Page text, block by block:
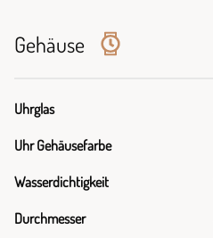
Gehäuse
Uhrglas
Uhr Gehäusefarbe
Wasserdichtigkeit
Durchmesser